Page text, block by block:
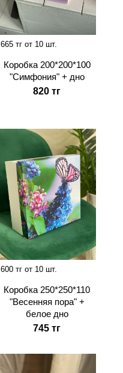
665 тг от 10 шт.
Коробка 200*200*100
"Симфония" + дно
820 тг
600 тг от 10 шт.
Коробка 250*250*110
"Весенняя пора" +
белое дно
745 тг